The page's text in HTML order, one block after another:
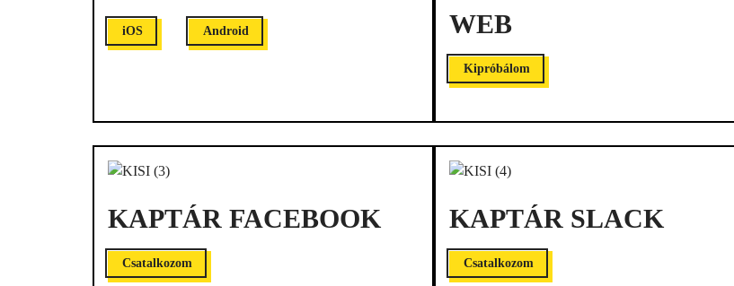
iOS Android
WEB
Kipróbálom
KAPTÁR FACEBOOK
Csatalkozom
KAPTÁR SLACK
Csatalkozom